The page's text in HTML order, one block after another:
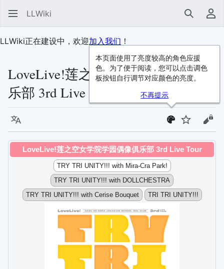
LLWiki 搜索 用
LLWiki正在建设中，欢迎加入我们 ！
LoveLive!莲之空女学院学园偶像俱
乐部 3rd Live Tour
语言 监视 查
LoveLive!莲之空女学院学园偶像俱乐部 3rd Live Tour
TRY TRI UNITY!!! with Mira-Cra Park!
TRY TRI UNITY!!! with DOLLCHESTRA
TRY TRI UNITY!!! with Cerise Bouquet
TRI TRI UNITY!!!
本页面使用了亮度较高的角色应援
色。为了便于阅读，您可以点击调色
板按钮自行调节对应颜色的亮度。
不再提示